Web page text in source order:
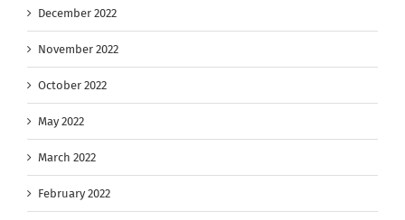
December 2022
November 2022
October 2022
May 2022
March 2022
February 2022